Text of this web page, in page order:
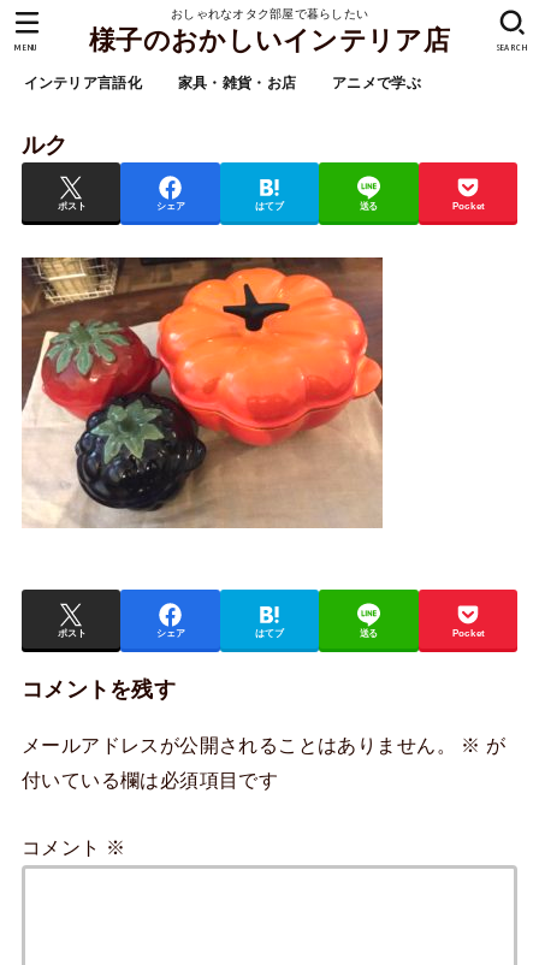
おしゃれなオタク部屋で暮らしたい
様子のおかしいインテリア店
インテリア言語化 家具・雑貨・お店 アニメで学ぶ
SEARCH
MENU
ルク
ポスト シェア はてブ 送る Pocket
ポスト シェア はてブ 送る Pocket
コメントを残す
メールアドレスが公開されることはありません。 ※ が
付いている欄は必須項目です
コメント ※